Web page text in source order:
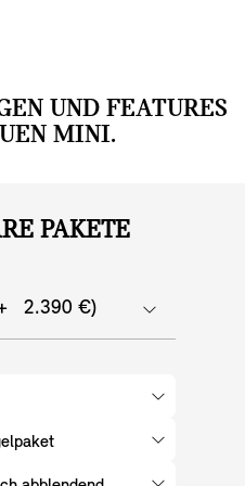
UND FEATURES
MINI.
PAKETE
2.390 €)